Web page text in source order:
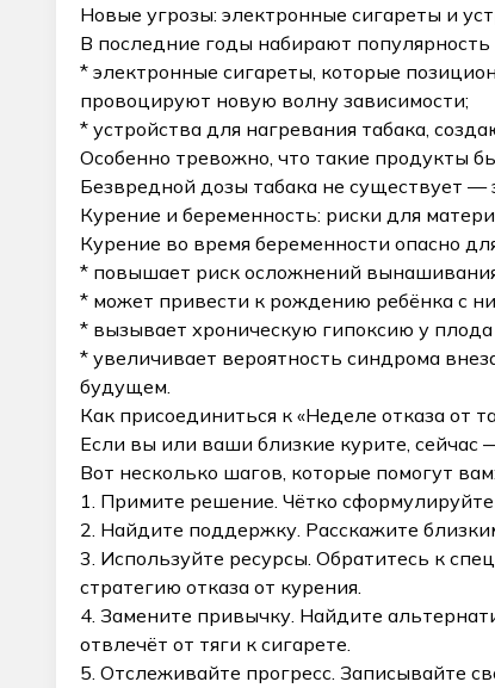
Новые угрозы: электронные сигареты и
В последние годы набирают
* электронные сигареты, которые
провоцируют новую волну зависимости;
* устройства для нагревания табака,
Особенно тревожно, что такие продукты
Безвредной дозы табака не существует —
Курение и беременность: риски для
Курение во время беременности опасно
* повышает риск осложнений
* может привести к рождению ребёнка с
* вызывает хроническую гипоксию у плода
* увеличивает вероятность синдрома
будущем.
Как присоединиться к «Неделе отказа от
Если вы или ваши близкие курите,
Вот несколько шагов, которые помогут вам:
1. Примите решение. Чётко
2. Найдите поддержку. Расскажите
3. Используйте ресурсы. Обратитесь к
стратегию отказа от курения.
4. Замените привычку. Найдите
отвлечёт от тяги к сигарете.
5. Отслеживайте прогресс. Записывайте